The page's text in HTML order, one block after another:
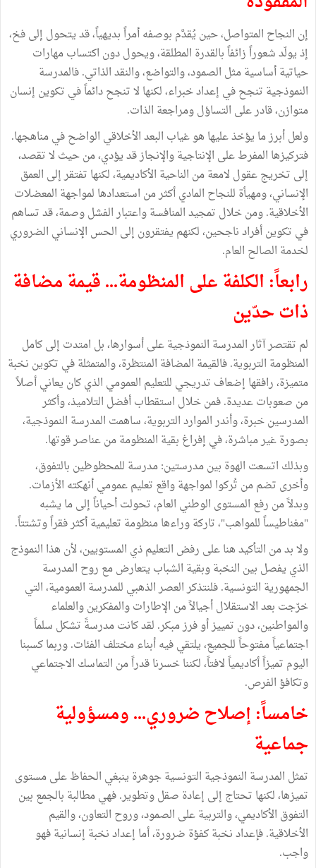
إن النجاح المتواصل، حين يُقدَّم بوصفه أمراً بديهياً، قد يتحول إلى فخ،
إذ يولّد شعوراً زائفاً بالقدرة المطلقة، ويحول دون اكتساب مهارات
حياتية أساسية مثل الصمود، والتواضع، والنقد الذاتي. فالمدرسة
النموذجية تنجح في إعداد خبراء، لكنها لا تنجح دائماً في تكوين إنسان
متوازن، قادر على التساؤل ومراجعة الذات.
ولعل أبرز ما يؤخذ عليها هو غياب البعد الأخلاقي الواضح في مناهجها.
فتركيزها المفرط على الإنتاجية والإنجاز قد يؤدي، من حيث لا تقصد،
إلى تخريج عقول لامعة من الناحية الأكاديمية، لكنها تفتقر إلى العمق
الإنساني، ومهيأة للنجاح المادي أكثر من استعدادها لمواجهة المعضلات
الأخلاقية. ومن خلال تمجيد المنافسة واعتبار الفشل وصمة، قد تساهم
في تكوين أفراد ناجحين، لكنهم يفتقرون إلى الحس الإنساني الضروري
لخدمة الصالح العام.
رابعاً: الكلفة على المنظومة... قيمة مضافة
ذات حدّين
لم تقتصر آثار المدرسة النموذجية على أسوارها، بل امتدت إلى كامل
المنظومة التربوية. فالقيمة المضافة المنتظرة، والمتمثلة في تكوين نخبة
متميزة، رافقها إضعاف تدريجي للتعليم العمومي الذي كان يعاني أصلاً
من صعوبات عديدة. فمن خلال استقطاب أفضل التلاميذ، وأكثر
المدرسين خبرة، وأندر الموارد التربوية، ساهمت المدرسة النموذجية،
بصورة غير مباشرة، في إفراغ بقية المنظومة من عناصر قوتها.
وبذلك اتسعت الهوة بين مدرستين: مدرسة للمحظوظين بالتفوق،
وأخرى تضم من تُركوا لمواجهة واقع تعليم عمومي أنهكته الأزمات.
وبدلاً من رفع المستوى الوطني العام، تحولت أحياناً إلى ما يشبه
"مغناطيساً للمواهب"، تاركة وراءها منظومة تعليمية أكثر فقراً وتشتتاً.
ولا بد من التأكيد هنا على رفض التعليم ذي المستويين، لأن هذا النموذج
الذي يفصل بين النخبة وبقية الشباب يتعارض مع روح المدرسة
الجمهورية التونسية. فلنتذكر العصر الذهبي للمدرسة العمومية، التي
خرّجت بعد الاستقلال أجيالاً من الإطارات والمفكرين والعلماء
والمواطنين، دون تمييز أو فرز مبكر. لقد كانت مدرسةً تشكل سلماً
اجتماعياً مفتوحاً للجميع، يلتقي فيه أبناء مختلف الفئات. وربما كسبنا
اليوم تميزاً أكاديمياً لافتاً، لكننا خسرنا قدراً من التماسك الاجتماعي
وتكافؤ الفرص.
خامساً: إصلاح ضروري... ومسؤولية
جماعية
تمثل المدرسة النموذجية التونسية جوهرة ينبغي الحفاظ على مستوى
تميزها، لكنها تحتاج إلى إعادة صقل وتطوير. فهي مطالبة بالجمع بين
التفوق الأكاديمي، والتربية على الصمود، وروح التعاون، والقيم
الأخلاقية. فإعداد نخبة كفؤة ضرورة، أما إعداد نخبة إنسانية فهو
واجب.